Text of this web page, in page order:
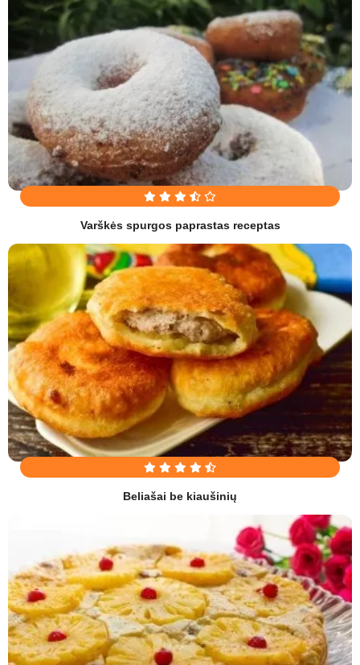
Varškės spurgos paprastas receptas
Beliašai be kiaušinių